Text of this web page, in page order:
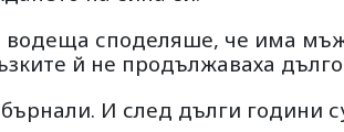
споделяше, че има
й не продължаваха
И след дълги години